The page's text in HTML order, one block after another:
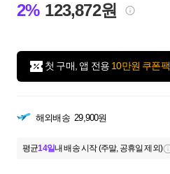
2% 123,872원
첫 구매, 앱 전용 10만원 쿠폰팩
해외배송 29,900원
평균14일내 배송 시작 (주말, 공휴일 제외)